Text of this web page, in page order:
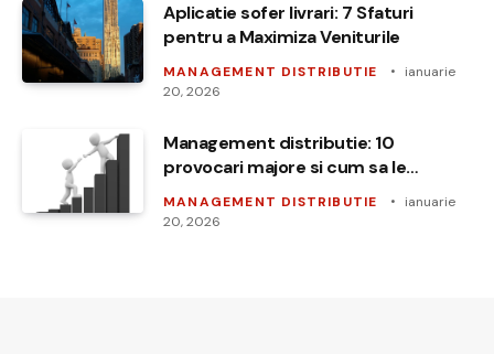
Aplicatie sofer livrari: 7 Sfaturi
pentru a Maximiza Veniturile
MANAGEMENT DISTRIBUTIE
ianuarie
20, 2026
Management distributie: 10
provocari majore si cum sa le
depasesti
MANAGEMENT DISTRIBUTIE
ianuarie
20, 2026